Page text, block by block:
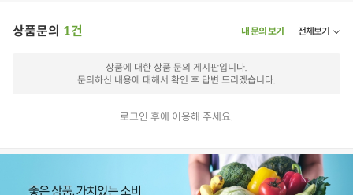
상품문의 1건 내 문의 보기 전체보기
상품에 대한 상품 문의 게시판입니다.
문의하신 내용에 대해서 확인 후 답변 드리겠습니다.
로그인 후에 이용해 주세요.